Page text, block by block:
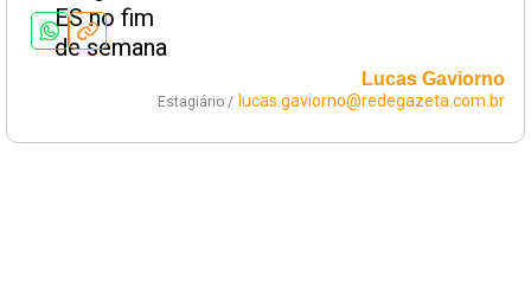
Lucas Gaviorno
Estagiário / lucas.gaviorno@redegazeta.com.br